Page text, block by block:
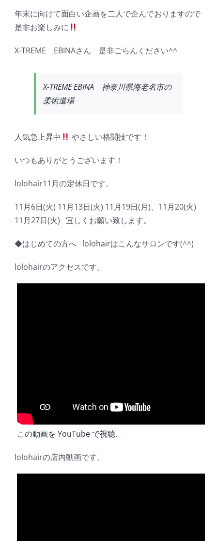
年末に向けて面白い企画を二人で企んでおりますので
是非お楽しみに
X-TREME EBINAさん 是非ごらんください^^
X-TREME EBINA 神奈川県海老名市の
柔術道場
人気急上昇中 やさしい格闘技です！
いつもありがとうございます！
lolohair11月の定休日です。
11月6日(火) 11月13日(火) 11月19日(月)、11月20(火)
11月27日(火) 宜しくお願い致します。
◆はじめての方へ lolohairはこんなサロンです(^^)
lolohairのアクセスです。
この動画を YouTube で視聴.
lolohairの店内動画です。